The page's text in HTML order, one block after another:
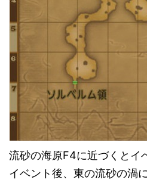
流砂の海原F4に近づくとイ
イベント後、東の流砂の渦